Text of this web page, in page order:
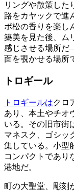
リングや散策した
路をカヤックで進
ポ松の香りを楽し
築美を見た後、ム
感じさせる場所
面を覗かせる場所
トロギール
トロギールはクロ
あり、本土やチオ
いる。その旧市街
マネスク、ゴシッ
集している。小型
コンパクトであり
港地だ。
町の大聖堂、彫刻